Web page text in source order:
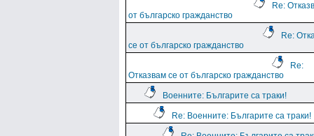
Re:
от българско гражданство
Re:
се от българско гражданство
Re:
Отказвам се от българско гражданство
Военните: Българите са траки!
Re: Военните: Българите са траки!